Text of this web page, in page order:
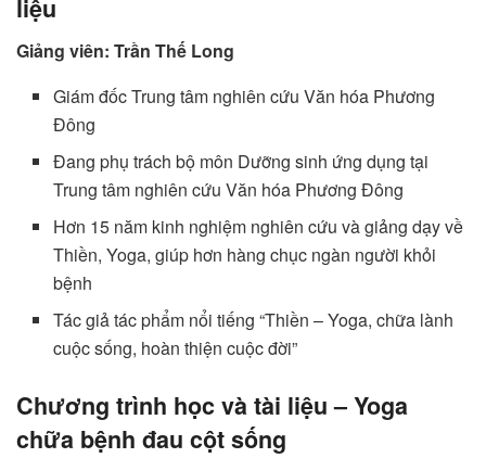
liệu
Giảng viên: Trần Thế Long
Giám đốc Trung tâm nghiên cứu Văn hóa Phương
Đông
Đang phụ trách bộ môn Dưỡng sinh ứng dụng tại
Trung tâm nghiên cứu Văn hóa Phương Đông
Hơn 15 năm kinh nghiệm nghiên cứu và giảng dạy về
Thiền, Yoga, giúp hơn hàng chục ngàn người khỏi
bệnh
Tác giả tác phẩm nổi tiếng “Thiền – Yoga, chữa lành
cuộc sống, hoàn thiện cuộc đời”
Chương trình học và tài liệu – Yoga
chữa bệnh đau cột sống